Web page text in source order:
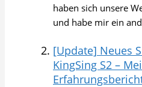
haben sich unsere
und habe mir ein
[Update] Neues
KingSing S2 –